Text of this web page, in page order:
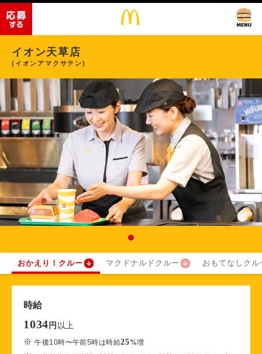
イオン天草店
(イオンアマクサテン)
おかえり！クルー マクドナルドクルー おもてなしクル
時給
1034 円 以上
※午後10時〜午前5時は時給25%増